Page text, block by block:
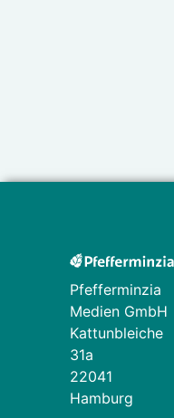
Pfefferminzia
Medien GmbH
Kattunbleiche
31a
22041
Hamburg